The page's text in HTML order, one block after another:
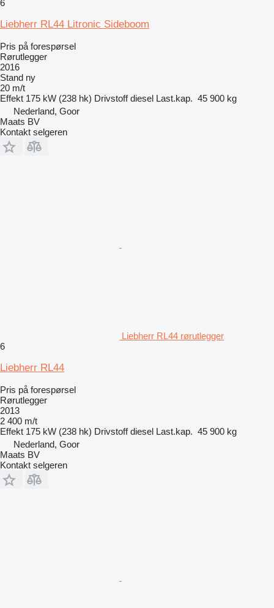
6
Liebherr RL44 Litronic Sideboom
Pris på forespørsel
Rørutlegger
2016
Stand ny
20 m/t
Effekt 175 kW (238 hk) Drivstoff diesel Last.kap. 45 900 kg
Nederland, Goor
Maats BV
Kontakt selgeren
Liebherr RL44 rørutlegger
6
Liebherr RL44
Pris på forespørsel
Rørutlegger
2013
2 400 m/t
Effekt 175 kW (238 hk) Drivstoff diesel Last.kap. 45 900 kg
Nederland, Goor
Maats BV
Kontakt selgeren